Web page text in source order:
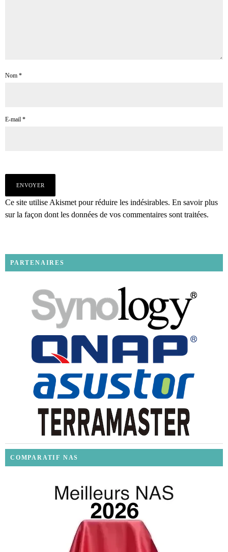
Nom *
E-mail *
Ce site utilise Akismet pour réduire les indésirables. En savoir plus
sur la façon dont les données de vos commentaires sont traitées.
PARTENAIRES
COMPARATIF NAS